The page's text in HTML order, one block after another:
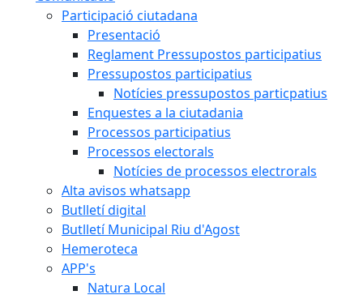
Participació ciutadana
Presentació
Reglament Pressupostos participatius
Pressupostos participatius
Notícies pressupostos particpatius
Enquestes a la ciutadania
Processos participatius
Processos electorals
Notícies de processos electrorals
Alta avisos whatsapp
Butlletí digital
Butlletí Municipal Riu d'Agost
Hemeroteca
APP's
Natura Local